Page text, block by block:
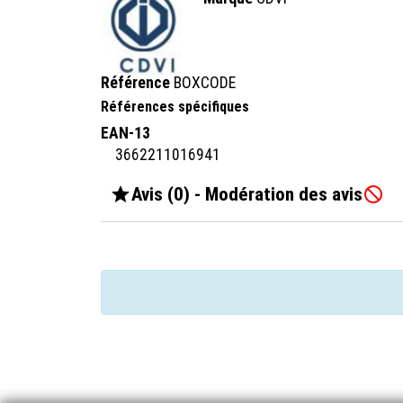
Référence BOXCODE
Références spécifiques
EAN-13
3662211016941
Avis (0) - Modération des avis